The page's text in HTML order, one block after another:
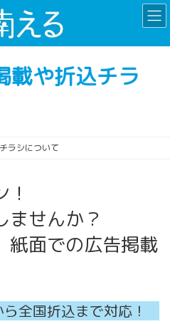
載や折込チラ
ラシについて
ませんか？
紙面での広告掲載
全国折込まで対応！